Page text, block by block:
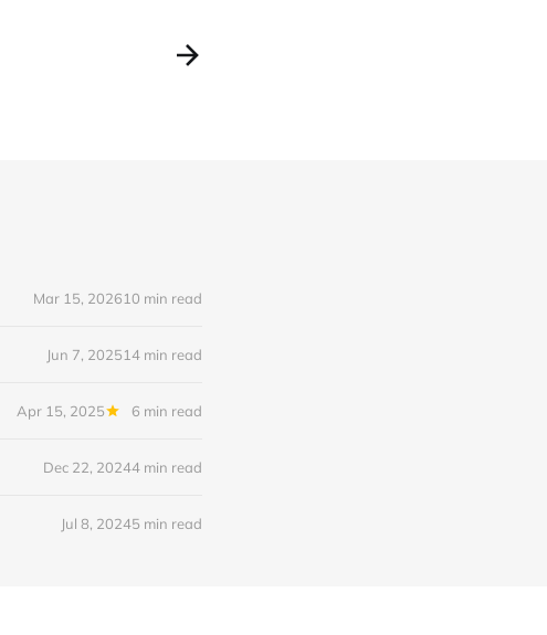
Mar 15, 202610 min read
Jun 7, 202514 min read
Apr 15, 2025 6 min read
Dec 22, 20244 min read
Jul 8, 20245 min read